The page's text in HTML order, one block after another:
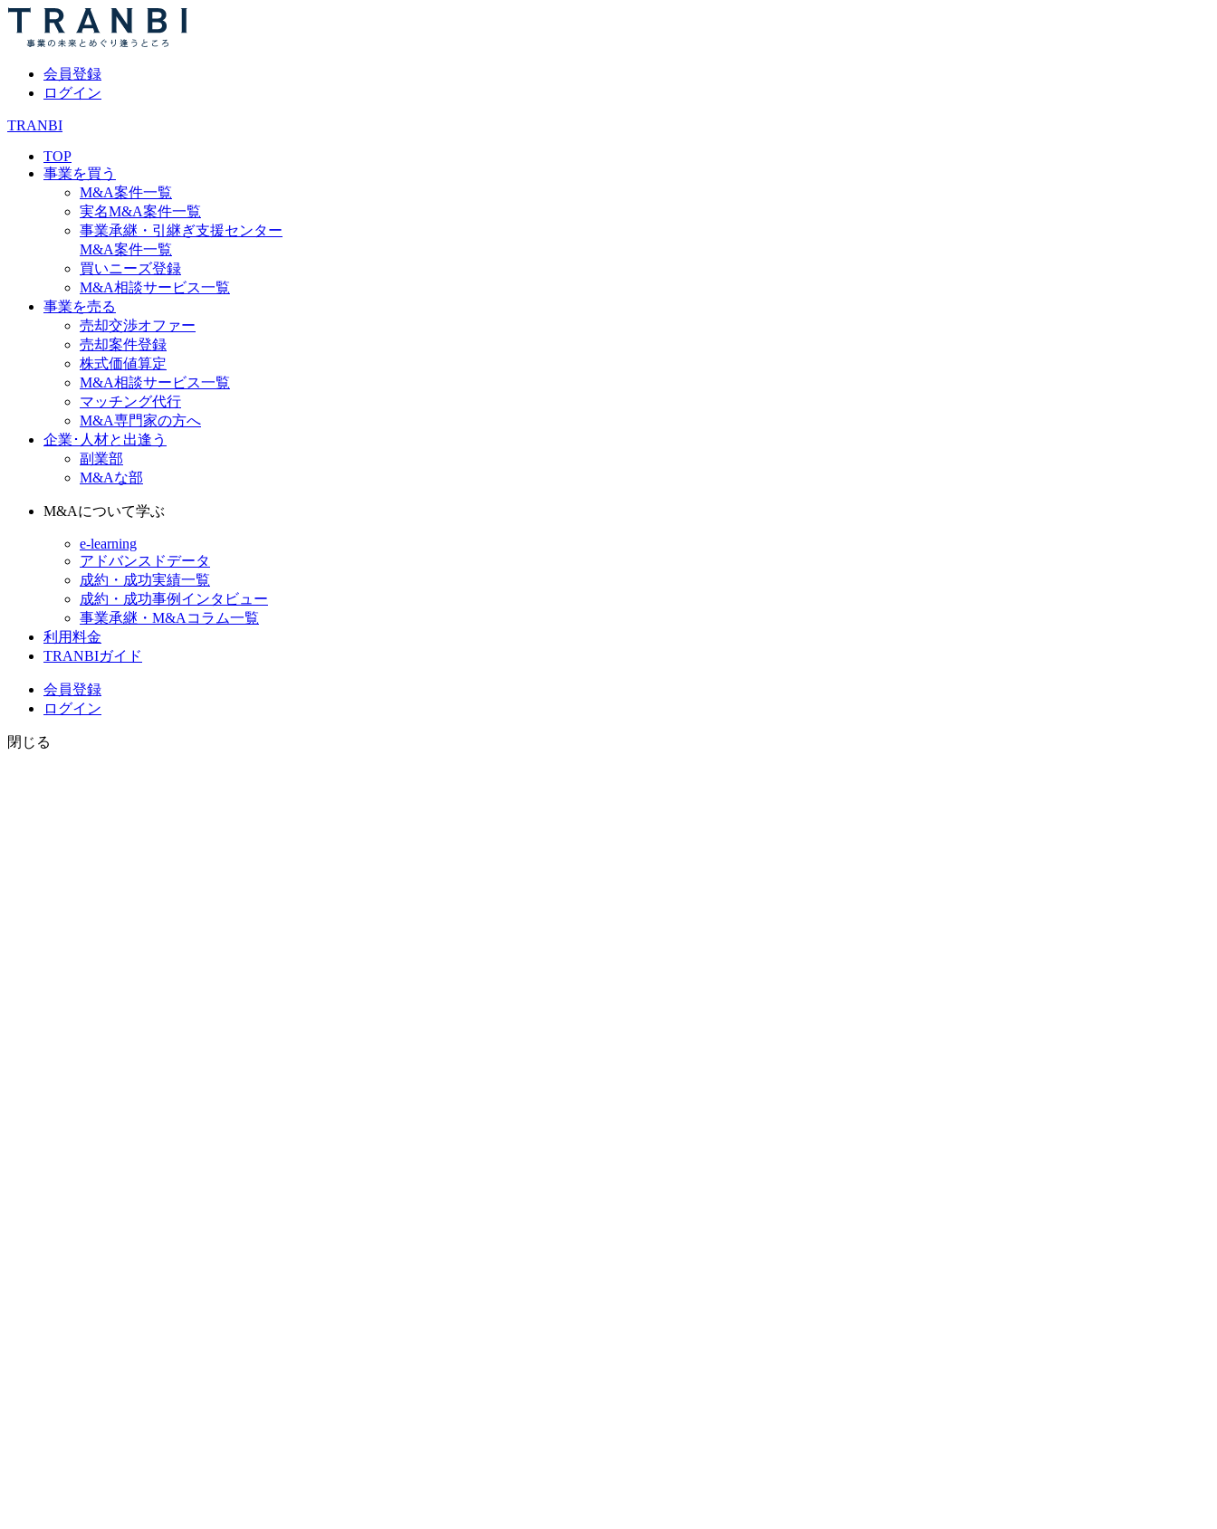
会員登録
ログイン
TRANBI
TOP
事業を買う
M&A案件一覧
実名M&A案件一覧
事業承継・引継ぎ支援センター
M&A案件一覧
買いニーズ登録
M&A相談サービス一覧
事業を売る
売却交渉オファー
売却案件登録
株式価値算定
M&A相談サービス一覧
マッチング代行
M&A専門家の方へ
企業･人材と出逢う
副業部
M&Aな部
M&Aについて学ぶ
e-learning
アドバンスドデータ
成約・成功実績一覧
成約・成功事例インタビュー
事業承継・M&Aコラム一覧
利用料金
TRANBIガイド
会員登録
ログイン
閉じる